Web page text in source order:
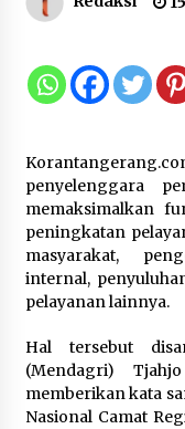
penyelenggara
memaksimalkan
peningkatan
masyarakat,
internal,
pelayanan lainnya.
Hal tersebut
(Mendagri)
memberikan kata
Nasional Camat